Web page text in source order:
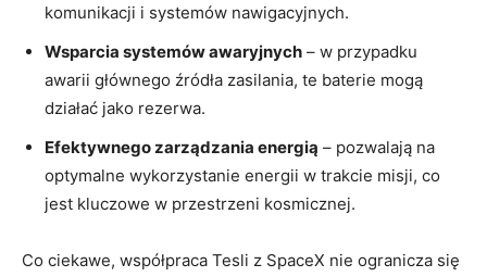
komunikacji i systemów nawigacyjnych.
Wsparcia systemów awaryjnych – w przypadku
awarii głównego źródła zasilania, te baterie mogą
działać jako rezerwa.
Efektywnego zarządzania energią – pozwalają na
optymalne wykorzystanie energii w trakcie misji, co
jest kluczowe w przestrzeni kosmicznej.
Co ciekawe, współpraca Tesli z SpaceX nie ogranicza się